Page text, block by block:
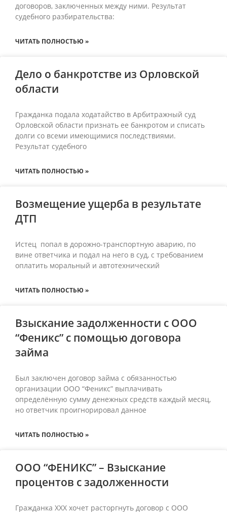
договоров, заключенных между ними. Результат
судебного разбирательства:
ЧИТАТЬ ПОЛНОСТЬЮ »
Дело о банкротстве из Орловской
области
Гражданка подала ходатайство в Арбитражный суд
Орловской области признать ее банкротом и списать
долги со всеми имеющимися последствиями.
Результат судебного
ЧИТАТЬ ПОЛНОСТЬЮ »
Возмещение ущерба в результате
ДТП
Истец попал в дорожно-транспортную аварию, по
вине ответчика и подал на него в суд, с требованием
оплатить моральный и автотехнический
ЧИТАТЬ ПОЛНОСТЬЮ »
Взыскание задолженности с ООО
“Феникс” с помощью договора
займа
Был заключен договор займа с обязанностью
организации ООО “Феникс” выплачивать
определённую сумму денежных средств каждый месяц,
но ответчик проигнорировал данное
ЧИТАТЬ ПОЛНОСТЬЮ »
ООО “ФЕНИКС” – Взыскание
процентов с задолженности
Гражданка ХХХ хочет расторгнуть договор с ООО